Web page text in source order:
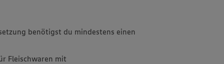
benötigst du mindestens einen
Fleischwaren mit